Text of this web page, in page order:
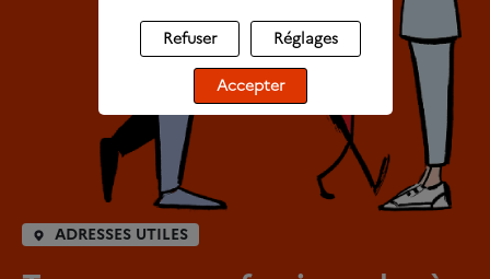
ADRESSES UTILES
Refuser Réglages
Accepter